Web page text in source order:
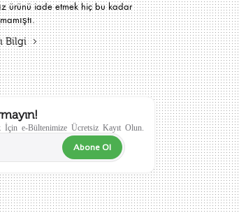
ürünü iade etmek hiç bu kadar
Bilgi
e-Bültenimize Ücretsiz Kayıt Olun.
Abone Ol